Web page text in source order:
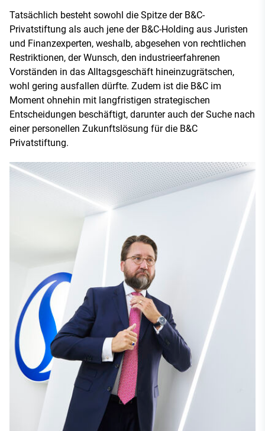
Tatsächlich besteht sowohl die Spitze der B&C-
Privatstiftung als auch jene der B&C-Holding aus Juristen
und Finanzexperten, weshalb, abgesehen von rechtlichen
Restriktionen, der Wunsch, den industrieerfahrenen
Vorständen in das Alltagsgeschäft hineinzugrätschen,
wohl gering ausfallen dürfte. Zudem ist die B&C im
Moment ohnehin mit langfristigen strategischen
Entscheidungen beschäftigt, darunter auch der Suche nach
einer personellen Zukunftslösung für die B&C
Privatstiftung.